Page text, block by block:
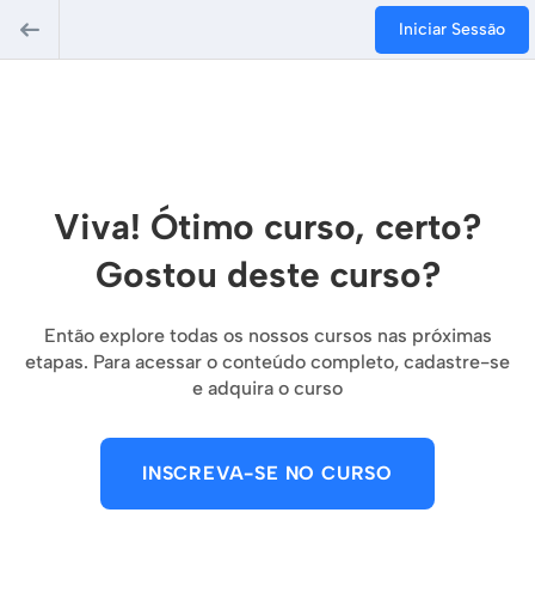
Iniciar Sessão
Viva! Ótimo curso, certo?
Gostou deste curso?
Então explore todas os nossos cursos nas próximas
etapas. Para acessar o conteúdo completo, cadastre-se
e adquira o curso
INSCREVA-SE NO CURSO